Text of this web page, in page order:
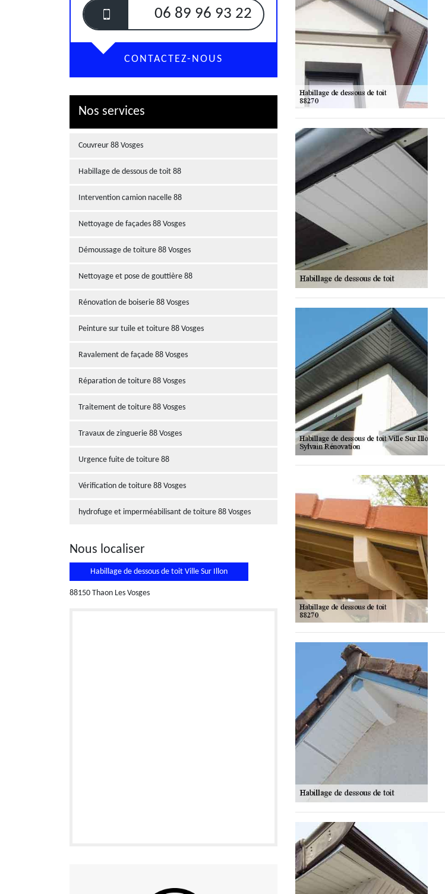
06 89 96 93 22
CONTACTEZ-NOUS
Nos services
Couvreur 88 Vosges
Habillage de dessous de toit 88
Intervention camion nacelle 88
Nettoyage de façades 88 Vosges
Démoussage de toiture 88 Vosges
Nettoyage et pose de gouttière 88
Rénovation de boiserie 88 Vosges
Peinture sur tuile et toiture 88 Vosges
Ravalement de façade 88 Vosges
Réparation de toiture 88 Vosges
Traitement de toiture 88 Vosges
Travaux de zinguerie 88 Vosges
Urgence fuite de toiture 88
Vérification de toiture 88 Vosges
hydrofuge et imperméabilisant de toiture 88 Vosges
Nous localiser
Habillage de dessous de toit Ville Sur Illon
88150 Thaon Les Vosges